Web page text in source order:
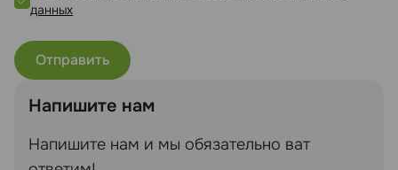
Напишите нам
Напишите нам и мы обязательно ват
данных